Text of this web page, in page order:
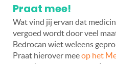
Praat mee!
Wat vind jij ervan dat
vergoed wordt door veel
Bedrocan wiet weleens
Praat hierover meeop het